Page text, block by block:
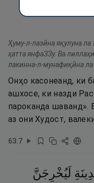
Ҳуму-л-лазӣна яқулуна
ҳатта янфаЗЗу. Ва
лакинна-л-мунафиқӣна ла
Онҳо касонеанд, ки
ашхосе, ки назди
пароканда шаванд».
аз они Худост,
63:7
لَيُخْرِجَنَّ